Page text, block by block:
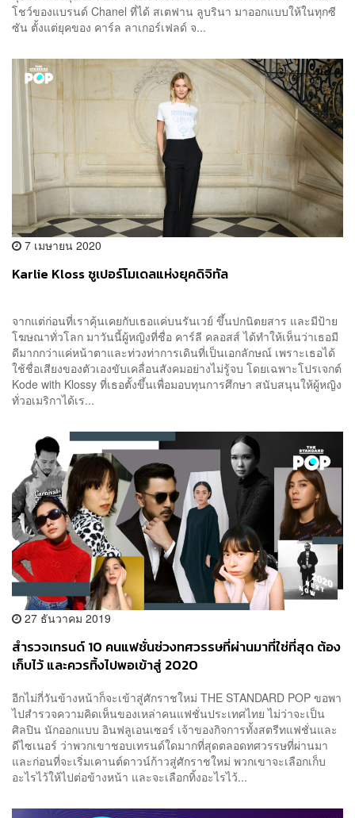
โชว์ของแบรนด์ Chanel ที่ได้ สเตฟาน ลูบรินา มาออกแบบให้ในทุกซี
ซัน ตั้งแต่ยุคของ คาร์ล ลาเกอร์เฟลด์ จ...
7 เมษายน 2020
Karlie Kloss ซูเปอร์โมเดลแห่งยุคดิจิทัล
จากแต่ก่อนที่เราคุ้นเคยกับเธอแค่บนรันเวย์ ขึ้นปกนิตยสาร และมีป้าย
โฆษณาทั่วโลก มาวันนี้ผู้หญิงที่ชื่อ คาร์ลี คลอสส์ ได้ทำให้เห็นว่าเธอมี
ดีมากกว่าแค่หน้าตาและท่วงท่าการเดินที่เป็นเอกลักษณ์ เพราะเธอได้
ใช้ชื่อเสียงของตัวเองขับเคลื่อนสังคมอย่างไม่รู้จบ โดยเฉพาะโปรเจกต์
Kode with Klossy ที่เธอตั้งขึ้นเพื่อมอบทุนการศึกษา สนับสนุนให้ผู้หญิง
ทั่วอเมริกาได้เร...
27 ธันวาคม 2019
สำรวจเทรนด์ 10 คนแฟชั่นช่วงทศวรรษที่ผ่านมาที่ใช่ที่สุด ต้อง
เก็บไว้ และควรทิ้งไปพอเข้าสู่ 2020
อีกไม่กี่วันข้างหน้าก็จะเข้าสู่ศักราชใหม่ THE STANDARD POP ขอพา
ไปสำรวจความคิดเห็นของเหล่าคนแฟชั่นประเทศไทย ไม่ว่าจะเป็น
ศิลปิน นักออกแบบ อินฟลูเอนเซอร์ เจ้าของกิจการทั้งสตรีทแฟชั่นและ
ดีไซเนอร์ ว่าพวกเขาชอบเทรนด์ใดมากที่สุดตลอดทศวรรษที่ผ่านมา
และก่อนที่จะเริ่มเคานต์ดาวน์ก้าวสู่ศักราชใหม่ พวกเขาจะเลือกเก็บ
อะไรไว้ให้ไปต่อข้างหน้า และจะเลือกทิ้งอะไรไว้...